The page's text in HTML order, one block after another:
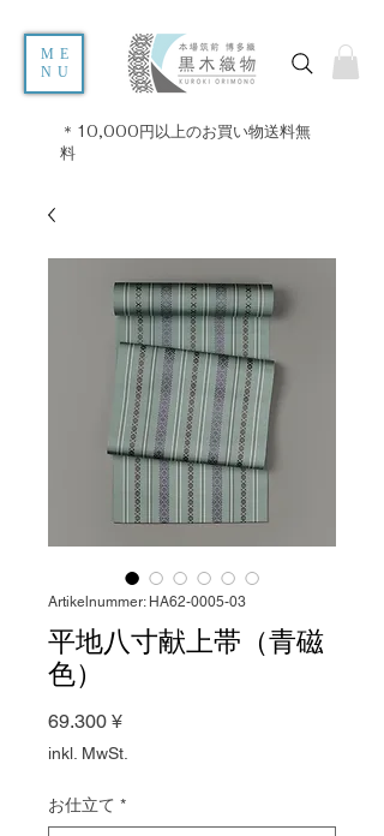
ME
NU
＊10,000円以上のお買い物送料無
料
Artikelnummer: HA62-0005-03
平地八寸献上帯（青磁
色）
69.300 ¥Preis
inkl. MwSt.
お仕立て *